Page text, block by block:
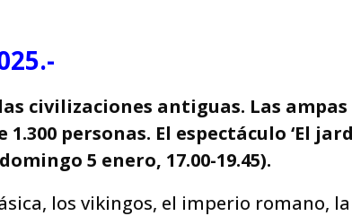
civilizaciones antiguas. Las ampas
personas. El espectáculo ‘El
5 enero, 17.00-19.45).
los vikingos, el imperio romano, la